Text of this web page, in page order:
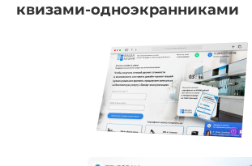
квизами-одноэкранниками